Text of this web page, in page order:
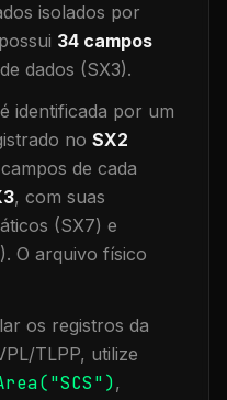
isolados por
34 campos
dados (SX3).
identificada por um
no SX2
de cada
, com suas
(SX7) e
O arquivo físico
os registros da
TLPP, utilize
SCS"),